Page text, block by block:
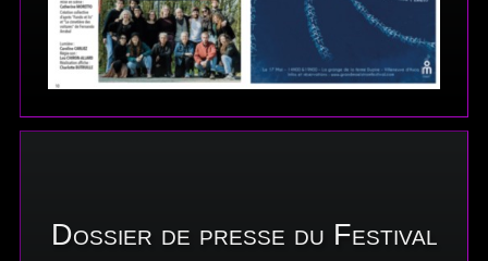
Dossier de presse du Festival